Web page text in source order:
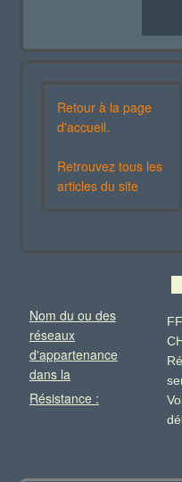
Retour à la page
d'accueil.
Retrouvez tous les
articles du site
Nom du ou des
réseaux
d'appartenance
dans la
Résistance :